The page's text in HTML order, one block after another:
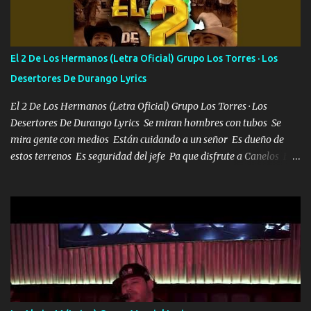
verde se le extraña pa que sepan Aquí Pura GENTE DE LA RANA 🐸
POR CLAVE ES EL CALI 4 EN LA CIUDAD TIJUANA Música Al
tirante andamos mi carnal atento a cualquier necesidad no porque
se ve limpio el camino nos confiamos al andar y nunca con la
misma piedra me vuelvo a tropezar Cuando ando de enamorado
en corto me tiró a per...
El 2 De Los Hermanos (Letra Oficial) Grupo Los Torres · Los
Desertores De Durango Lyrics
El 2 De Los Hermanos (Letra Oficial) Grupo Los Torres · Los
Desertores De Durango Lyrics Se miran hombres con tubos Se
mira gente con medios Están cuidando a un señor Es dueño de
estos terrenos Es seguridad del jefe Pa que disfrute a Canelos Es
ni tampoco las mujeres porque es platica de grandes por eso hay
que estar alegres doy las instrucciones para atender los deberes
Música Si es que salta algún problema de confianza tengo gente
ahí está el Hombre Cuarenta y también Pariente 7 arreglan
cualquier problema no más es cuestión que ordené NOS HACE
FALTA UN HERMANO DE CLAVE ERA EL 24 SIEMPRE FUE UN